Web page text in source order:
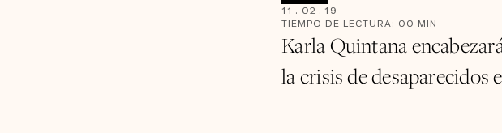
11 . 02 . 19
TIEMPO DE LECTURA: 00 MIN
Karla Quintana
la crisis de desaparecidos